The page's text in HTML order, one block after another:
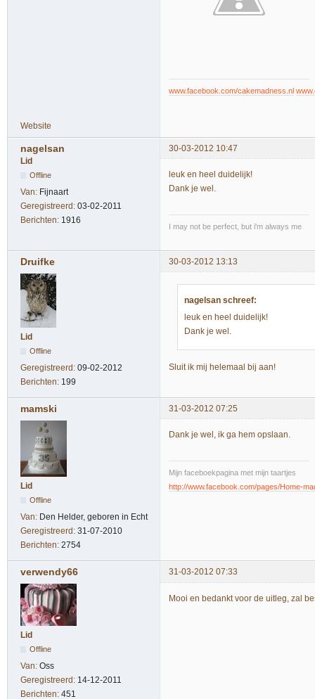
www.facebook.com/cakemadness.nl
Website
nagelsan
30-03-2012 10:47
Lid
Offline
Van: Fijnaart
Geregistreerd: 03-02-2011
Berichten: 1916
leuk en heel duidelijk!
Dank je wel.
I may not be perfect, but i'm always me
Druifke 30-03-2012 13:13
Lid
Offline
Geregistreerd: 09-02-2012
Berichten: 199
nagelsan schreef:
leuk en heel duidelijk!
Dank je wel.
Sluit ik mij helemaal bij aan!
mamski 31-03-2012 07:25
Lid
Offline
Van: Den Helder, geboren in Echt
Geregistreerd: 31-07-2010
Berichten: 2754
Dank je wel, ik ga hem opslaan.
Mijn faceboekpagina met mijn taartjes
http://www.facebook.com/pages/Home-
verwendy66 31-03-2012 07:33
Lid
Offline
Van: Oss
Geregistreerd: 14-12-2011
Berichten: 451
Mooi en bedankt voor de uitleg, zal